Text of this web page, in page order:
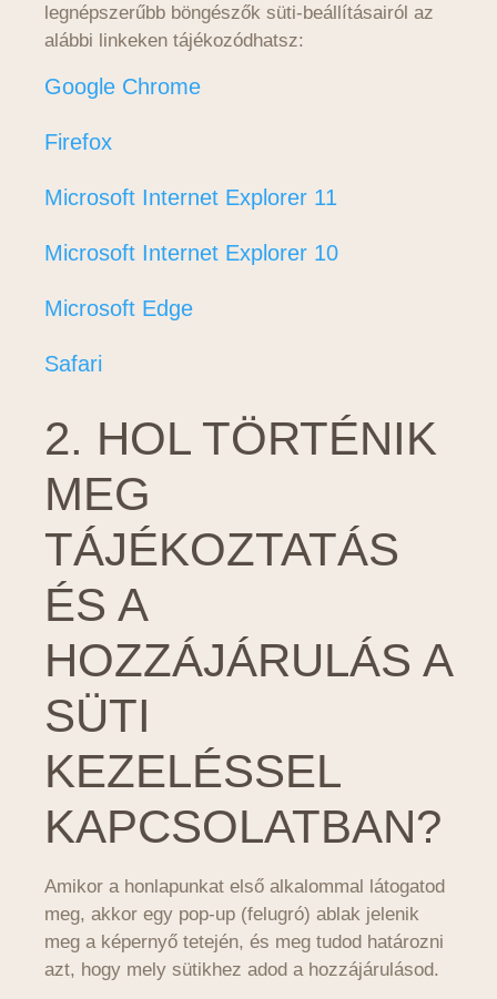
legnépszerűbb böngészők süti-beállításairól az
alábbi linkeken tájékozódhatsz:
Google Chrome
Firefox
Microsoft Internet Explorer 11
Microsoft Internet Explorer 10
Microsoft Edge
Safari
2. HOL TÖRTÉNIK
MEG
TÁJÉKOZTATÁS
ÉS A
HOZZÁJÁRULÁS A
SÜTI
KEZELÉSSEL
KAPCSOLATBAN?
Amikor a honlapunkat első alkalommal látogatod
meg, akkor egy pop-up (felugró) ablak jelenik
meg a képernyő tetején, és meg tudod határozni
azt, hogy mely sütikhez adod a hozzájárulásod.